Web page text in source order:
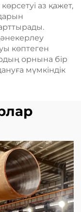
аз қажет,
көптеген
орнына бір
мүмкіндік